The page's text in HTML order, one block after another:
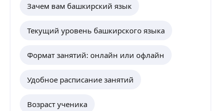
Зачем вам башкирский язык
Текущий уровень башкирского языка
Формат занятий: онлайн или офлайн
Удобное расписание занятий
Возраст ученика